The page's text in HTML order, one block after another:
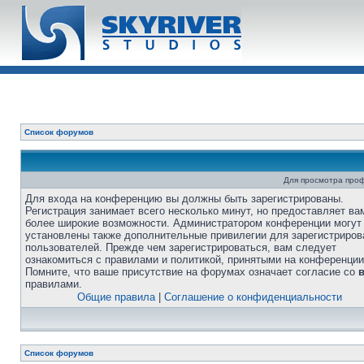
Список форумов
Для просмотра
Для входа на конференцию вы должны быть зарегистрированы.
Регистрация занимает всего несколько минут, но предоставляет
более широкие возможности. Администратором конференции
установлены также дополнительные привилегии для
пользователей. Прежде чем зарегистрироваться, вам следует
ознакомиться с правилами и политикой, принятыми на
Помните, что ваше присутствие на форумах означает согласие со
правилами.
Общие правила| Соглашение о конфиденциальности
Список форумов